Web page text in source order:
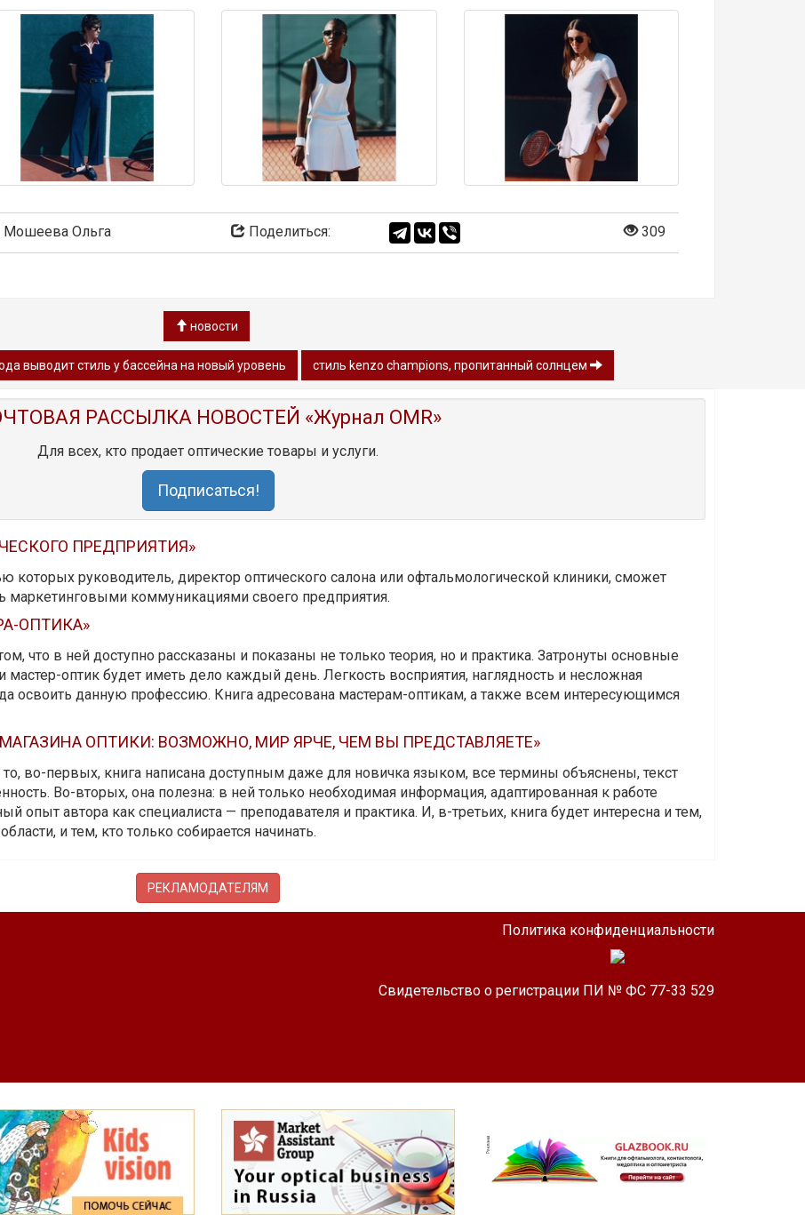
Мошеева Ольга Поделиться: 309
новости
выводит стиль у бассейна на новый уровень стиль kenzo champions, пропитанный солнцем
РАССЫЛКА НОВОСТЕЙ «Журнал OMR»
Для всех, кто продает оптические товары и услуги.
Подписаться!
ПРЕДПРИЯТИЯ»
которых руководитель, директор оптического салона или офтальмологической клиники, сможет
маркетинговыми коммуникациями своего предприятия.
ОПТИКА»
что в ней доступно рассказаны и показаны не только теория, но и практика. Затронуты основные
оптик будет иметь дело каждый день. Легкость восприятия, наглядность и несложная
освоить данную профессию. Книга адресована мастерам-оптикам, а также всем интересующимся
ОПТИКИ: ВОЗМОЖНО, МИР ЯРЧЕ, ЧЕМ ВЫ ПРЕДСТАВЛЯЕТЕ»
то, во-первых, книга написана доступным даже для новичка языком, все термины объяснены, текст
Во-вторых, она полезна: в ней только необходимая информация, адаптированная к работе
опыт автора как специалиста — преподавателя и практика. И, в-третьих, книга будет интересна и тем,
и тем, кто только собирается начинать.
РЕКЛАМОДАТЕЛЯМ
Политика конфиденциальности
Свидетельство о регистрации ПИ № ФС 77-33 529